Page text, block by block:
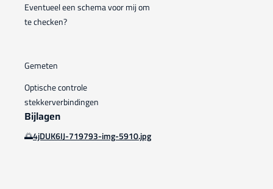
Eventueel een schema voor mij om
te checken?
Gemeten
Optische controle
stekkerverbindingen
Bijlagen
🌅4jDUK6IJ-719793-img-5910.jpg